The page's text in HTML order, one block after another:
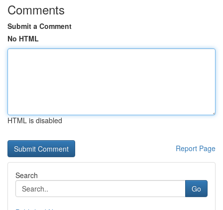
Comments
Submit a Comment
No HTML
HTML is disabled
Report Page
Search
Go